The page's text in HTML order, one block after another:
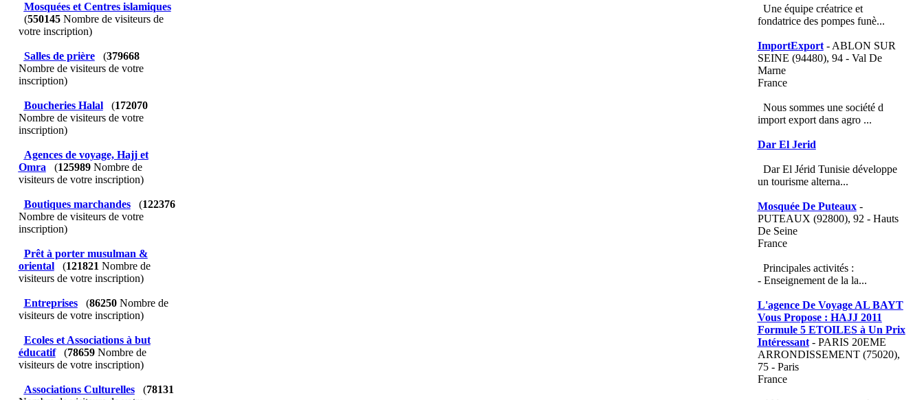
Mosquées et Centres islamiques
(550145Nombre de visiteurs de
votre inscription)
Salles de prière (379668
Nombre de visiteurs de votre
inscription)
Boucheries Halal (172070
Nombre de visiteurs de votre
inscription)
Agences de voyage, Hajj et
Omra
(125989Nombre de
visiteurs de votre inscription)
Boutiques marchandes (122376
Nombre de visiteurs de votre
inscription)
Prêt à porter musulman &
oriental
(121821 Nombre de
visiteurs de votre inscription)
Entreprises (86250Nombre de
visiteurs de votre inscription)
Ecoles et Associations à but
éducatif
(78659Nombre de
visiteurs de votre inscription)
Associations Culturelles (78131
Une équipe créatrice et
fondatrice des pompes funè...
ImportExport- ABLON SUR
SEINE (94480), 94 - Val De
Marne
France
Nous sommes une société d
import export dans agro ...
Dar El Jerid
Dar El Jérid Tunisie développe
un tourisme alterna...
Mosquée De Puteaux-
PUTEAUX (92800), 92 - Hauts
De Seine
France
Principales activités :
- Enseignement de la la...
L'agence De Voyage AL BAYT
Vous Propose : HAJJ 2011
Formule 5 ETOILES à Un Prix
Intéressant- PARIS 20EME
ARRONDISSEMENT (75020),
75 - Paris
France